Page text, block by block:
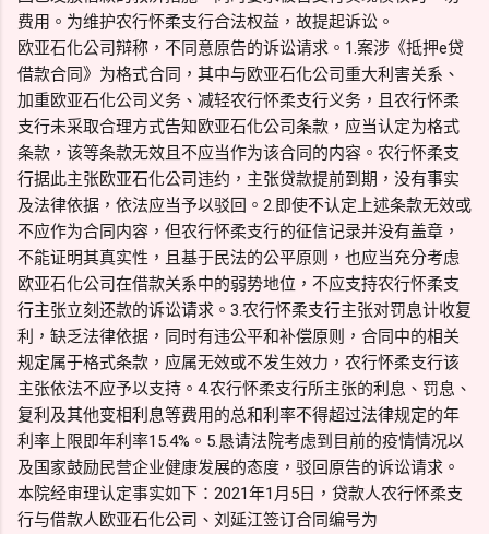
费用。为维护农行怀柔支行合法权益，故提起诉讼。
欧亚石化公司辩称，不同意原告的诉讼请求。1.案涉《抵押e贷
借款合同》为格式合同，其中与欧亚石化公司重大利害关系、
加重欧亚石化公司义务、减轻农行怀柔支行义务，且农行怀柔
支行未采取合理方式告知欧亚石化公司条款，应当认定为格式
条款，该等条款无效且不应当作为该合同的内容。农行怀柔支
行据此主张欧亚石化公司违约，主张贷款提前到期，没有事实
及法律依据，依法应当予以驳回。2.即使不认定上述条款无效或
不应作为合同内容，但农行怀柔支行的征信记录并没有盖章，
不能证明其真实性，且基于民法的公平原则，也应当充分考虑
欧亚石化公司在借款关系中的弱势地位，不应支持农行怀柔支
行主张立刻还款的诉讼请求。3.农行怀柔支行主张对罚息计收复
利，缺乏法律依据，同时有违公平和补偿原则，合同中的相关
规定属于格式条款，应属无效或不发生效力，农行怀柔支行该
主张依法不应予以支持。4.农行怀柔支行所主张的利息、罚息、
复利及其他变相利息等费用的总和利率不得超过法律规定的年
利率上限即年利率15.4%。5.恳请法院考虑到目前的疫情情况以
及国家鼓励民营企业健康发展的态度，驳回原告的诉讼请求。
本院经审理认定事实如下：2021年1月5日，贷款人农行怀柔支
行与借款人欧亚石化公司、刘延江签订合同编号为